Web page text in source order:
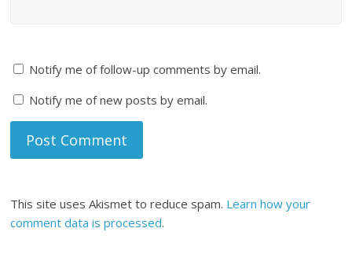
Notify me of follow-up comments by email.
Notify me of new posts by email.
This site uses Akismet to reduce spam. Learn how your
comment data is processed.